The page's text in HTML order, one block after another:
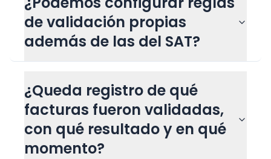
de validación propias
además de las del SAT?
¿Queda registro de qué
facturas fueron validadas,
con qué resultado y en qué
momento?